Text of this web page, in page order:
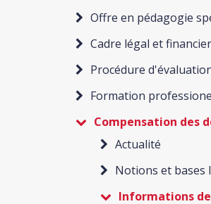
Offre en pédagogie
Cadre légal et financier
Procédure
Formation
Compensation des
Actualité
Notions et bases
Informations